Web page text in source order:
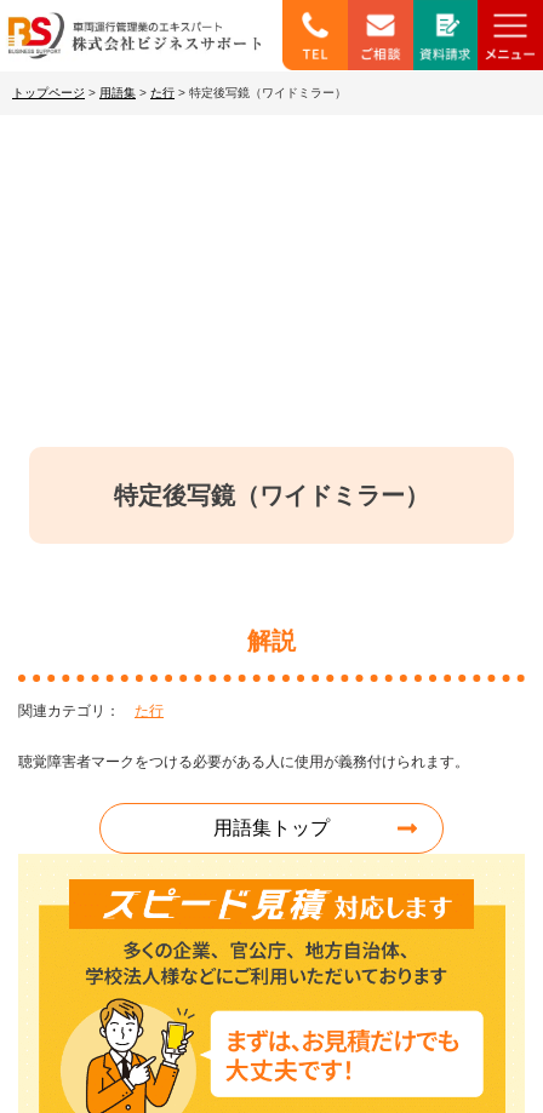
トップページ > 用語集 > た行 > 特定後写鏡（ワイドミラー）
特定後写鏡（ワイドミラー）
解説
た行
聴覚障害者マークをつける必要がある人に使用が義務付けられます。
用語集トップ